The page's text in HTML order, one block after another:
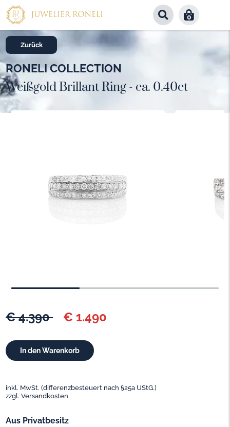
0
Zurück
€ 4.390 € 1.490
inkl. MwSt. (differenzbesteuert nach §25a UStG.)
zzgl. Versandkosten
Aus Privatbesitz
RONELI COLLECTION
Weißgold Brillant Ring - ca. 0.40ct